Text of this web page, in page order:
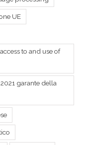
to and use of
garante della
Leyen